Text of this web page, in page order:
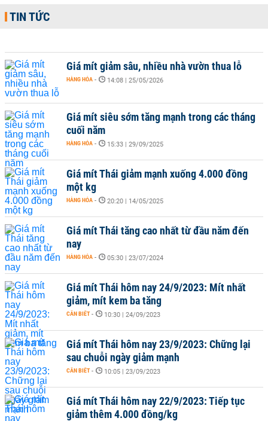
TIN TỨC
Giá mít giảm sâu, nhiều nhà vườn thua lỗ
HÀNG HÓA - 14:08 | 25/05/2026
Giá mít siêu sớm tăng mạnh trong các tháng
cuối năm
HÀNG HÓA - 15:33 | 29/09/2025
Giá mít Thái giảm mạnh xuống 4.000 đồng
một kg
HÀNG HÓA - 20:20 | 14/05/2025
Giá mít Thái tăng cao nhất từ đầu năm đến
nay
HÀNG HÓA - 05:30 | 23/07/2024
Giá mít Thái hôm nay 24/9/2023: Mít nhất
giảm, mít kem ba tăng
CẦN BIẾT - 10:30 | 24/09/2023
Giá mít Thái hôm nay 23/9/2023: Chững lại
sau chuỗi ngày giảm mạnh
CẦN BIẾT - 10:05 | 23/09/2023
Giá mít Thái hôm nay 22/9/2023: Tiếp tục
giảm thêm 4.000 đồng/kg